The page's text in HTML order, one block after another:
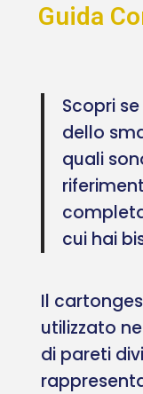
Guida
Scopri
dello
quali
cui hai
Il
utilizzato
di pareti